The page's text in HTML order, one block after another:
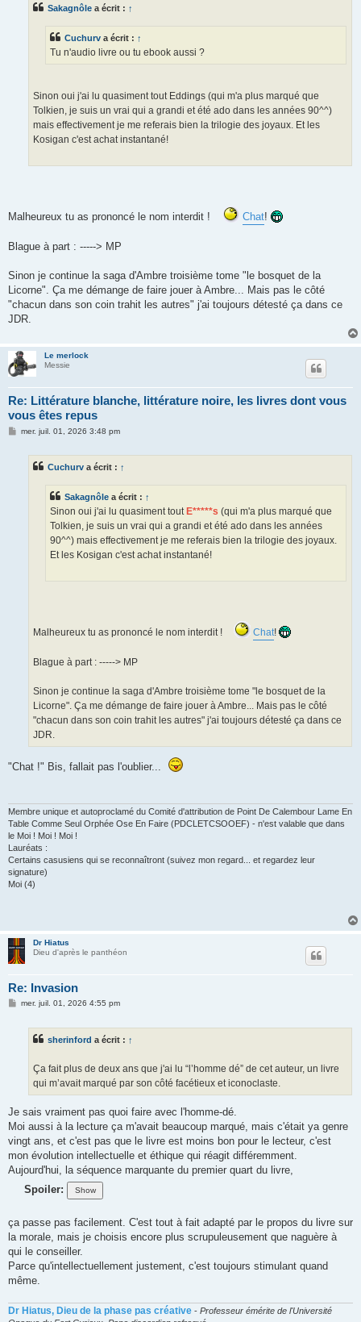
Sakagnôle a écrit : ↑
Cuchurv a écrit : ↑
Tu n'audio livre ou tu ebook aussi ?
Sinon oui j'ai lu quasiment tout Eddings (qui m'a plus marqué que
Tolkien, je suis un vrai qui a grandi et été ado dans les années 90^^)
mais effectivement je me referais bien la trilogie des joyaux. Et les
Kosigan c'est achat instantané!
Malheureux tu as prononcé le nom interdit ! Chat!
Blague à part : -----> MP
Sinon je continue la saga d'Ambre troisième tome "le bosquet de la
Licorne". Ça me démange de faire jouer à Ambre... Mais pas le côté
"chacun dans son coin trahit les autres" j'ai toujours détesté ça dans ce
JDR.
Le merlock
Messie
Re: Littérature blanche, littérature noire, les livres dont vous
vous êtes repus
Mmer. juil. 01, 2026 3:48 pm
Cuchurv a écrit : ↑
Sakagnôle a écrit : ↑
Sinon oui j'ai lu quasiment tout E*****s (qui m'a plus marqué que
Tolkien, je suis un vrai qui a grandi et été ado dans les années
90^^) mais effectivement je me referais bien la trilogie des joyaux.
Et les Kosigan c'est achat instantané!
Malheureux tu as prononcé le nom interdit ! Chat!
Blague à part : -----> MP
Sinon je continue la saga d'Ambre troisième tome "le bosquet de la
Licorne". Ça me démange de faire jouer à Ambre... Mais pas le côté
"chacun dans son coin trahit les autres" j'ai toujours détesté ça dans ce
JDR.
"Chat !" Bis, fallait pas l'oublier...
Membre unique et autoproclamé du Comité d'attribution de Point De Calembour Lame En
Table Comme Seul Orphée Ose En Faire (PDCLETCSOOEF) - n'est valable que dans
le Moi ! Moi ! Moi !
Lauréats :
Certains casusiens qui se reconnaîtront (suivez mon regard... et regardez leur
signature)
Moi (4)
Dr Hiatus
Dieu d'après le panthéon
Re: Invasion
Mmer. juil. 01, 2026 4:55 pm
sherinford a écrit : ↑
Ça fait plus de deux ans que j'ai lu “l’homme dé” de cet auteur, un livre
qui m’avait marqué par son côté facétieux et iconoclaste.
Je sais vraiment pas quoi faire avec l'homme-dé.
Moi aussi à la lecture ça m'avait beaucoup marqué, mais c'était ya genre
vingt ans, et c'est pas que le livre est moins bon pour le lecteur, c'est
mon évolution intellectuelle et éthique qui réagit différemment.
Aujourd'hui, la séquence marquante du premier quart du livre,
Spoiler:
ça passe pas facilement. C'est tout à fait adapté par le propos du livre sur
la morale, mais je choisis encore plus scrupuleusement que naguère à
qui le conseiller.
Parce qu'intellectuellement justement, c'est toujours stimulant quand
même.
Dr Hiatus, Dieu de la phase pas créative - Professeur émérite de l'Université